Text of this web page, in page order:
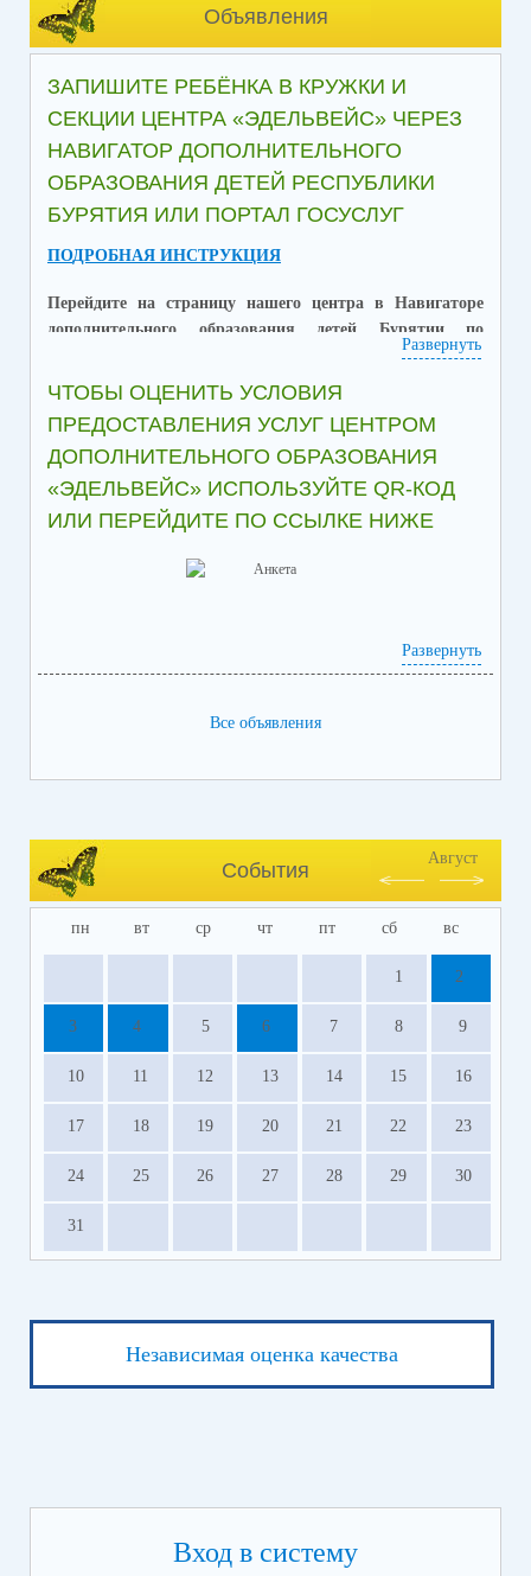
Объявления
ЗАПИШИТЕ РЕБЁНКА В КРУЖКИ И
СЕКЦИИ ЦЕНТРА «ЭДЕЛЬВЕЙС» ЧЕРЕЗ
НАВИГАТОР ДОПОЛНИТЕЛЬНОГО
ОБРАЗОВАНИЯ ДЕТЕЙ РЕСПУБЛИКИ
БУРЯТИЯ ИЛИ ПОРТАЛ ГОСУСЛУГ
ПОДРОБНАЯ ИНСТРУКЦИЯ
Перейдите на страницу нашего центра в Навигаторе
дополнительного образования детей Бурятии по
s://dod.obr03.ru/additional-
education/organizations/1785?tab=Programs
наиболее понравившуюся программу для вашего
ребёнка:
https://www.gosuslugi.ru/600316/1/form
Развернуть
ЧТОБЫ ОЦЕНИТЬ УСЛОВИЯ
ПРЕДОСТАВЛЕНИЯ УСЛУГ ЦЕНТРОМ
ДОПОЛНИТЕЛЬНОГО ОБРАЗОВАНИЯ
«ЭДЕЛЬВЕЙС» ИСПОЛЬЗУЙТЕ QR-КОД
ИЛИ ПЕРЕЙДИТЕ ПО ССЫЛКЕ НИЖЕ
Развернуть
Все объявления
События
Август
пн вт ср чт пт сб вс
1 2
3 4 5 6 7 8 9
10 11 12 13 14 15 16
17 18 19 20 21 22 23
24 25 26 27 28 29 30
31
Независимая оценка качества
Вход в систему